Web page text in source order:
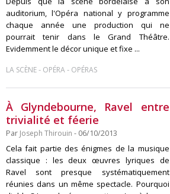
auditorium, l'Opéra national y programme
chaque année une production qui ne
pourrait tenir dans le Grand Théâtre.
Evidemment le décor unique et fixe ...
LA SCÈNE- OPÉRA- OPÉRAS
À Glyndebourne, Ravel entre
trivialité et féerie
Par Joseph Thirouin - 06/10/2013
Cela fait partie des énigmes de la musique
classique : les deux œuvres lyriques de
Ravel sont presque systématiquement
réunies dans un même spectacle. Pourquoi